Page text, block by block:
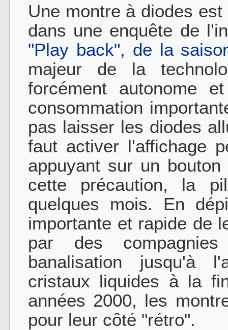
Une montre à diodes
dans une enquête de
"Play back", de la
majeur de la
forcément autonome
consommation
pas laisser les diodes
faut activer l'affichage
appuyant sur un
cette précaution, la
quelques mois. En
importante et rapide de
par des
banalisation jusqu'à
cristaux liquides à la
années 2000, les
pour leur côté "rétro".